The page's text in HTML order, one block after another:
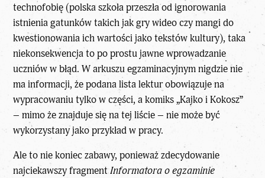
technofobię (polska szkołaprzeszła od ignorowania
istnienia gatunków takich jak gry wideo czy mangi do
kwestionowania ich wartości jako tekstów kultury), taka
niekonsekwencja to po prostu jawne wprowadzanie
uczniów w błąd. W arkuszu egzaminacyjnym nigdzie nie
ma informacji, że podana lista lektur obowiązuje na
wypracowaniu tylko w części, a komiks „Kajko i Kokosz”
– mimo że znajduje się na tej liście – nie może być
wykorzystany jako przykład w pracy.
Ale to nie koniec zabawy, ponieważ zdecydowanie
najciekawszy fragmentInformatora o egzaminie